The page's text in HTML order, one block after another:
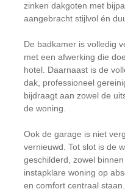
zinken dakgoten met
aangebracht stijlvol én
De badkamer is volledig
met een afwerking die
hotel. Daarnaast is de
dak, professioneel
bijdraagt aan zowel de
de woning.
Ook de garage is niet
vernieuwd. Tot slot is de
geschilderd, zowel
instapklare woning op
en comfort centraal staan.